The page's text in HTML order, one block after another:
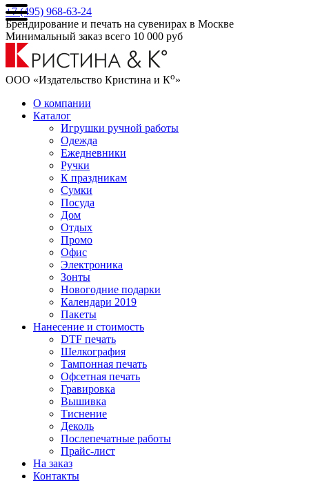
+7 (495) 968-63-24
Брендирование и печать на сувенирах в Москве
Минимальный заказ всего 10 000 руб
ООО «Издательство Кристина и Ко»
О компании
Каталог
Игрушки ручной работы
Одежда
Ежедневники
Ручки
К праздникам
Сумки
Посуда
Дом
Отдых
Промо
Офис
Электроника
Зонты
Новогодние подарки
Календари 2019
Пакеты
Нанесение и стоимость
DTF печать
Шелкография
Тампонная печать
Офсетная печать
Гравировка
Вышивка
Тиснение
Деколь
Послепечатные работы
Прайс-лист
На заказ
Контакты